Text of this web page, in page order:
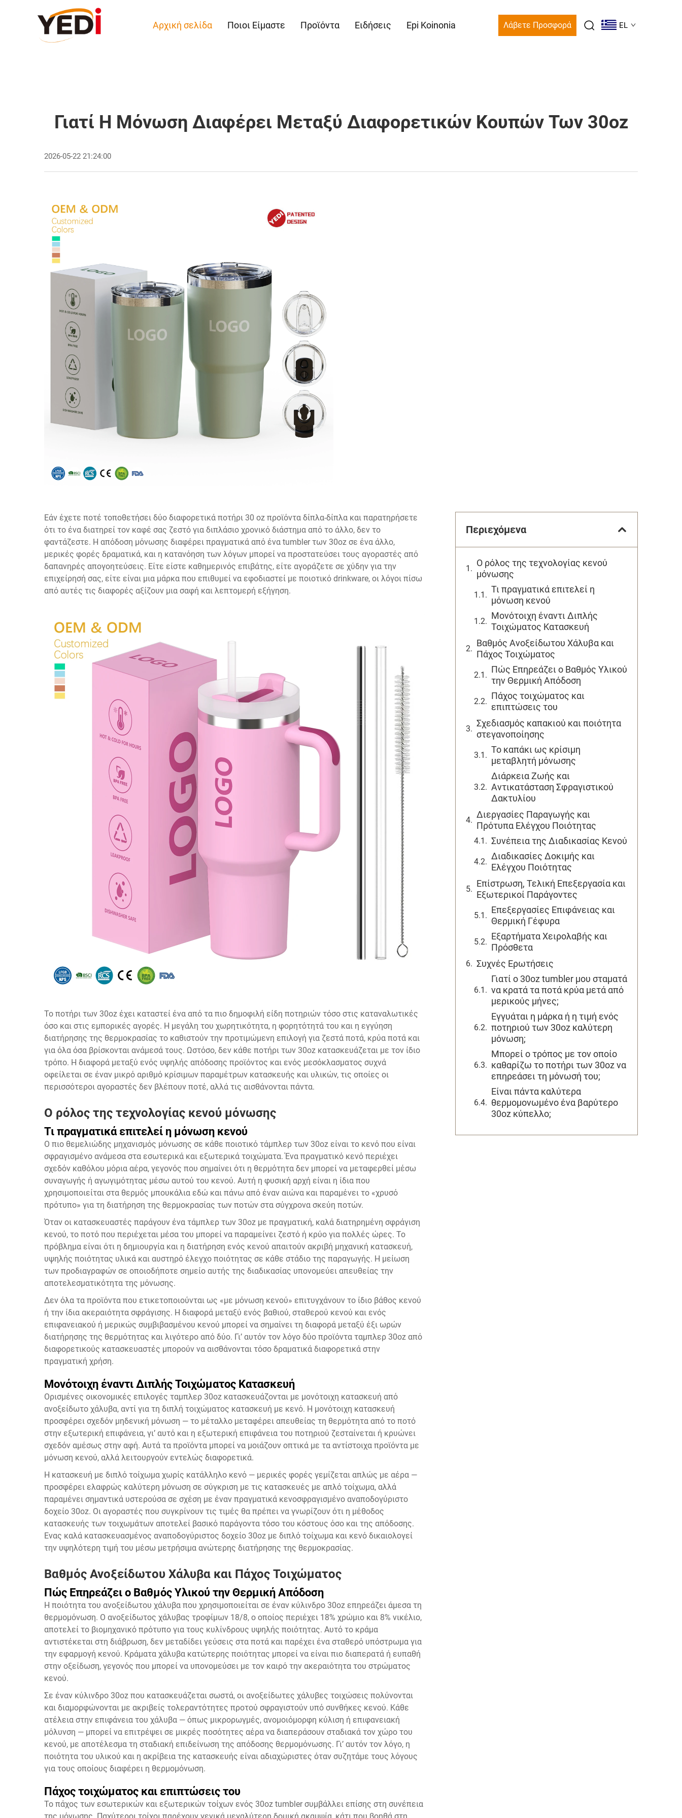
Αρχική σελίδα Ποιοι Είμαστε Προϊόντα Ειδήσεις Epi Koinonia Λάβετε Προσφορά EL
Γιατί Η Μόνωση Διαφέρει Μεταξύ Διαφορετικών Κουπών Των 30oz
2026-05-22 21:24:00
Εάν έχετε ποτέ τοποθετήσει δύο διαφορετικά ποτήρι 30 oz προϊόντα δίπλα-δίπλα και παρατηρήσετε
ότι το ένα διατηρεί τον καφέ σας ζεστό για διπλάσιο χρονικό διάστημα από το άλλο, δεν το
φαντάζεστε. Η απόδοση μόνωσης διαφέρει πραγματικά από ένα tumbler των 30oz σε ένα άλλο,
μερικές φορές δραματικά, και η κατανόηση των λόγων μπορεί να προστατεύσει τους αγοραστές από
δαπανηρές απογοητεύσεις. Είτε είστε καθημερινός επιβάτης, είτε αγοράζετε σε χύδην για την
επιχείρησή σας, είτε είναι μια μάρκα που επιθυμεί να εφοδιαστεί με ποιοτικό drinkware, οι λόγοι πίσω
από αυτές τις διαφορές αξίζουν μια σαφή και λεπτομερή εξήγηση.
Το ποτήρι των 30oz έχει καταστεί ένα από τα πιο δημοφιλή είδη ποτηριών τόσο στις καταναλωτικές
όσο και στις εμπορικές αγορές. Η μεγάλη του χωρητικότητα, η φορητότητά του και η εγγύηση
διατήρησης της θερμοκρασίας το καθιστούν την προτιμώμενη επιλογή για ζεστά ποτά, κρύα ποτά και
για όλα όσα βρίσκονται ανάμεσά τους. Ωστόσο, δεν κάθε ποτήρι των 30oz κατασκευάζεται με τον ίδιο
τρόπο. Η διαφορά μεταξύ ενός υψηλής απόδοσης προϊόντος και ενός μεσόκλασματος συχνά
οφείλεται σε έναν μικρό αριθμό κρίσιμων παραμέτρων κατασκευής και υλικών, τις οποίες οι
περισσότεροι αγοραστές δεν βλέπουν ποτέ, αλλά τις αισθάνονται πάντα.
Ο ρόλος της τεχνολογίας κενού μόνωσης
Τι πραγματικά επιτελεί η μόνωση κενού
Ο πιο θεμελιώδης μηχανισμός μόνωσης σε κάθε ποιοτικό τάμπλερ των 30oz είναι το κενό που είναι
σφραγισμένο ανάμεσα στα εσωτερικά και εξωτερικά τοιχώματα. Ένα πραγματικό κενό περιέχει
σχεδόν καθόλου μόρια αέρα, γεγονός που σημαίνει ότι η θερμότητα δεν μπορεί να μεταφερθεί μέσω
συναγωγής ή αγωγιμότητας μέσω αυτού του κενού. Αυτή η φυσική αρχή είναι η ίδια που
χρησιμοποιείται στα θερμός μπουκάλια εδώ και πάνω από έναν αιώνα και παραμένει το «χρυσό
πρότυπο» για τη διατήρηση της θερμοκρασίας των ποτών στα σύγχρονα σκεύη ποτών.
Όταν οι κατασκευαστές παράγουν ένα τάμπλερ των 30oz με πραγματική, καλά διατηρημένη σφράγιση
κενού, το ποτό που περιέχεται μέσα του μπορεί να παραμείνει ζεστό ή κρύο για πολλές ώρες. Το
πρόβλημα είναι ότι η δημιουργία και η διατήρηση ενός κενού απαιτούν ακριβή μηχανική κατασκευή,
υψηλής ποιότητας υλικά και αυστηρό έλεγχο ποιότητας σε κάθε στάδιο της παραγωγής. Η μείωση
των προδιαγραφών σε οποιοδήποτε σημείο αυτής της διαδικασίας υπονομεύει απευθείας την
αποτελεσματικότητα της μόνωσης.
Δεν όλα τα προϊόντα που ετικετοποιούνται ως «με μόνωση κενού» επιτυγχάνουν το ίδιο βάθος κενού
ή την ίδια ακεραιότητα σφράγισης. Η διαφορά μεταξύ ενός βαθιού, σταθερού κενού και ενός
επιφανειακού ή μερικώς συμβιβασμένου κενού μπορεί να σημαίνει τη διαφορά μεταξύ έξι ωρών
διατήρησης της θερμότητας και λιγότερο από δύο. Γι’ αυτόν τον λόγο δύο προϊόντα ταμπλερ 30oz από
διαφορετικούς κατασκευαστές μπορούν να αισθάνονται τόσο δραματικά διαφορετικά στην
πραγματική χρήση.
Μονότοιχη έναντι Διπλής Τοιχώματος Κατασκευή
Ορισμένες οικονομικές επιλογές ταμπλερ 30oz κατασκευάζονται με μονότοιχη κατασκευή από
ανοξείδωτο χάλυβα, αντί για τη διπλή τοιχώματος κατασκευή με κενό. Η μονότοιχη κατασκευή
προσφέρει σχεδόν μηδενική μόνωση — το μέταλλο μεταφέρει απευθείας τη θερμότητα από το ποτό
στην εξωτερική επιφάνεια, γι’ αυτό και η εξωτερική επιφάνεια του ποτηριού ζεσταίνεται ή κρυώνει
σχεδόν αμέσως στην αφή. Αυτά τα προϊόντα μπορεί να μοιάζουν οπτικά με τα αντίστοιχα προϊόντα με
μόνωση κενού, αλλά λειτουργούν εντελώς διαφορετικά.
Η κατασκευή με διπλό τοίχωμα χωρίς κατάλληλο κενό — μερικές φορές γεμίζεται απλώς με αέρα —
προσφέρει ελαφρώς καλύτερη μόνωση σε σύγκριση με τις κατασκευές με απλό τοίχωμα, αλλά
παραμένει σημαντικά υστερούσα σε σχέση με έναν πραγματικά κενοσφραγισμένο αναποδογύριστο
δοχείο 30oz. Οι αγοραστές που συγκρίνουν τις τιμές θα πρέπει να γνωρίζουν ότι η μέθοδος
κατασκευής των τοιχωμάτων αποτελεί βασικό παράγοντα τόσο του κόστους όσο και της απόδοσης.
Ένας καλά κατασκευασμένος αναποδογύριστος δοχείο 30oz με διπλό τοίχωμα και κενό δικαιολογεί
την υψηλότερη τιμή του μέσω μετρήσιμα ανώτερης διατήρησης της θερμοκρασίας.
Βαθμός Ανοξείδωτου Χάλυβα και Πάχος Τοιχώματος
Πώς Επηρεάζει ο Βαθμός Υλικού την Θερμική Απόδοση
Η ποιότητα του ανοξείδωτου χάλυβα που χρησιμοποιείται σε έναν κύλινδρο 30oz επηρεάζει άμεσα τη
θερμομόνωση. Ο ανοξείδωτος χάλυβας τροφίμων 18/8, ο οποίος περιέχει 18% χρώμιο και 8% νικέλιο,
αποτελεί το βιομηχανικό πρότυπο για τους κυλίνδρους υψηλής ποιότητας. Αυτό το κράμα
αντιστέκεται στη διάβρωση, δεν μεταδίδει γεύσεις στα ποτά και παρέχει ένα σταθερό υπόστρωμα για
την εφαρμογή κενού. Κράματα χάλυβα κατώτερης ποιότητας μπορεί να είναι πιο διαπερατά ή ευπαθή
στην οξείδωση, γεγονός που μπορεί να υπονομεύσει με τον καιρό την ακεραιότητα του στρώματος
κενού.
Σε έναν κύλινδρο 30oz που κατασκευάζεται σωστά, οι ανοξείδωτες χάλυβες τοιχώσεις πολύνονται
και διαμορφώνονται με ακριβείς τολεραντότητες προτού σφραγιστούν υπό συνθήκες κενού. Κάθε
ατέλεια στην επιφάνεια του χάλυβα — όπως μικρορωγμές, ανομοιόμορφη κύλιση ή επιφανειακή
μόλυνση — μπορεί να επιτρέψει σε μικρές ποσότητες αέρα να διαπεράσουν σταδιακά τον χώρο του
κενού, με αποτέλεσμα τη σταδιακή επιδείνωση της απόδοσης θερμομόνωσης. Γι’ αυτόν τον λόγο, η
ποιότητα του υλικού και η ακρίβεια της κατασκευής είναι αδιαχώριστες όταν συζητάμε τους λόγους
για τους οποίους διαφέρει η θερμομόνωση.
Πάχος τοιχώματος και επιπτώσεις του
Το πάχος των εσωτερικών και εξωτερικών τοίχων ενός 30oz tumbler συμβάλλει επίσης στη συνέπεια
Περιεχόμενα
Ο ρόλος της τεχνολογίας κενού
μόνωσης
Τι πραγματικά επιτελεί η
μόνωση κενού
Μονότοιχη έναντι Διπλής
Τοιχώματος Κατασκευή
Βαθμός Ανοξείδωτου Χάλυβα και
Πάχος Τοιχώματος
Πώς Επηρεάζει ο Βαθμός Υλικού
την Θερμική Απόδοση
Πάχος τοιχώματος και
επιπτώσεις του
Σχεδιασμός καπακιού και ποιότητα
στεγανοποίησης
Το καπάκι ως κρίσιμη
μεταβλητή μόνωσης
Διάρκεια Ζωής και
Αντικατάσταση Σφραγιστικού
Δακτυλίου
Διεργασίες Παραγωγής και
Πρότυπα Ελέγχου Ποιότητας
Συνέπεια της Διαδικασίας Κενού
Διαδικασίες Δοκιμής και
Ελέγχου Ποιότητας
Επίστρωση, Τελική Επεξεργασία και
Εξωτερικοί Παράγοντες
Επεξεργασίες Επιφάνειας και
Θερμική Γέφυρα
Εξαρτήματα Χειρολαβής και
Πρόσθετα
Συχνές Ερωτήσεις
Γιατί ο 30oz tumbler μου σταματά
να κρατά τα ποτά κρύα μετά από
μερικούς μήνες;
Εγγυάται η μάρκα ή η τιμή ενός
ποτηριού των 30oz καλύτερη
μόνωση;
Μπορεί ο τρόπος με τον οποίο
καθαρίζω το ποτήρι των 30oz να
επηρεάσει τη μόνωσή του;
Είναι πάντα καλύτερα
θερμομονωμένο ένα βαρύτερο
30oz κύπελλο;